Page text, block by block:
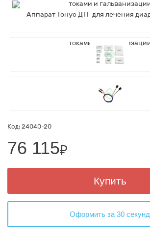
Код: 24040-20
76 115₽
Купить
Оформить за 30 секунд